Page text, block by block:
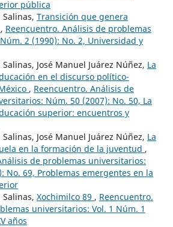
pública
Transición que genera
, Reencuentro. Análisis de problemas
2 (1990): No. 2, Universidad y
José Manuel Juárez Núñez, La
en el discurso político-
, Reencuentro. Análisis de
Núm. 50 (2007): No. 50, La
superior: encuentros y
José Manuel Juárez Núñez, La
en la formación de la juventud ,
de problemas universitarios:
No. 69, Problemas emergentes en la
Xochimilco 89 , Reencuentro.
universitarios: Vol. 1 Núm. 1
años